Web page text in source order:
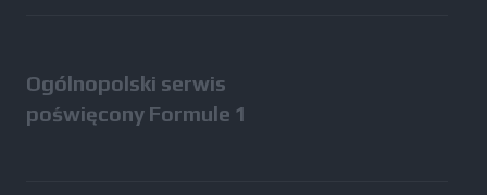
Ogólnopolski serwis
poświęcony Formule 1